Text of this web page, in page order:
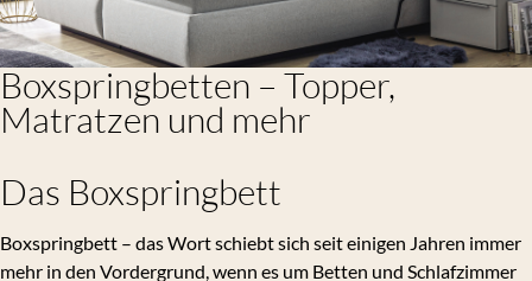
Boxspringbetten – Topper,
Matratzen und mehr
Das Boxspringbett
Boxspringbett – das Wort schiebt sich seit einigen Jahren immer
mehr in den Vordergrund, wenn es um Betten und Schlafzimmer